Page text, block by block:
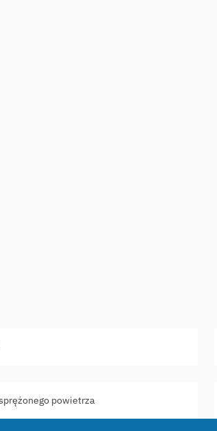
powietrza